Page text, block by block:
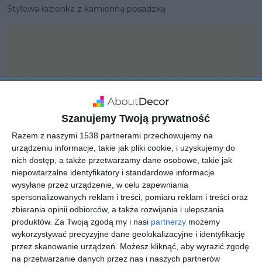
Szanujemy Twoją prywatność
Razem z naszymi 1538 partnerami przechowujemy na
urządzeniu informacje, takie jak pliki cookie, i uzyskujemy do
nich dostęp, a także przetwarzamy dane osobowe, takie jak
niepowtarzalne identyfikatory i standardowe informacje
wysyłane przez urządzenie, w celu zapewniania
spersonalizowanych reklam i treści, pomiaru reklam i treści oraz
zbierania opinii odbiorców, a także rozwijania i ulepszania
produktów. Za Twoją zgodą my i nasi partnerzy możemy
wykorzystywać precyzyjne dane geolokalizacyjne i identyfikację
przez skanowanie urządzeń. Możesz kliknąć, aby wyrazić zgodę
na przetwarzanie danych przez nas i naszych partnerów
Stylowa łazienka z kamienną posadzką
PROJEKT
Seria łazienkowa Geberit
Acanto